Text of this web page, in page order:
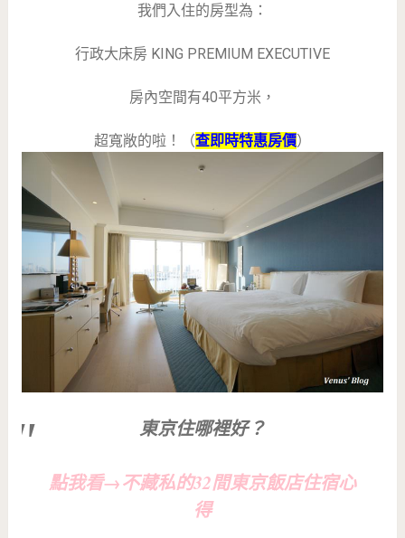
我們入住的房型為：
行政大床房 KING PREMIUM EXECUTIVE
房內空間有40平方米，
超寬敞的啦！（查即時特惠房價）
東京住哪裡好？
點我看→不藏私的32間東京飯店住宿心
得